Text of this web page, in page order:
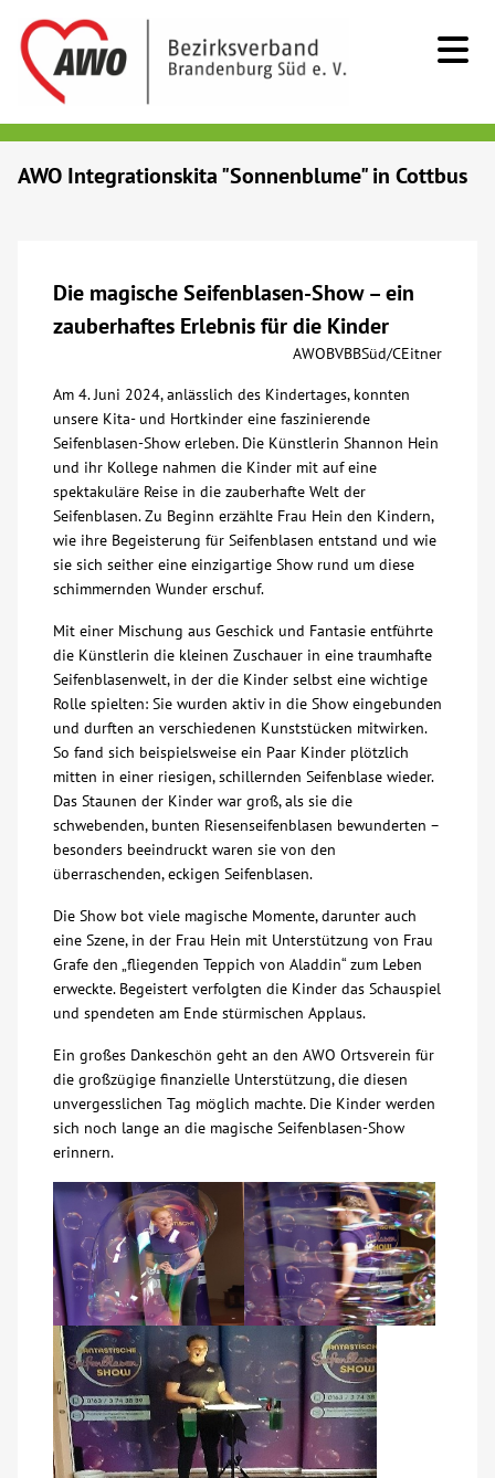
Menschen mit Behinderung
Begegnung
Bildung
Über uns
Veranstaltungen
Spenden
Mitmachen
Karriere
Ausbildung
Glossar
Suche
AWO BB Süd
AWO Integrationskita "Sonnenblume" in Cottbus
Die magische Seifenblasen-Show – ein
zauberhaftes Erlebnis für die Kinder
AWOBVBBSüd/CEitner
Am 4. Juni 2024, anlässlich des Kindertages, konnten
unsere Kita- und Hortkinder eine faszinierende
Seifenblasen-Show erleben. Die Künstlerin Shannon Hein
und ihr Kollege nahmen die Kinder mit auf eine
spektakuläre Reise in die zauberhafte Welt der
Seifenblasen. Zu Beginn erzählte Frau Hein den Kindern,
wie ihre Begeisterung für Seifenblasen entstand und wie
sie sich seither eine einzigartige Show rund um diese
schimmernden Wunder erschuf.
Mit einer Mischung aus Geschick und Fantasie entführte
die Künstlerin die kleinen Zuschauer in eine traumhafte
Seifenblasenwelt, in der die Kinder selbst eine wichtige
Rolle spielten: Sie wurden aktiv in die Show eingebunden
und durften an verschiedenen Kunststücken mitwirken.
So fand sich beispielsweise ein Paar Kinder plötzlich
mitten in einer riesigen, schillernden Seifenblase wieder.
Das Staunen der Kinder war groß, als sie die
schwebenden, bunten Riesenseifenblasen bewunderten –
besonders beeindruckt waren sie von den
überraschenden, eckigen Seifenblasen.
Die Show bot viele magische Momente, darunter auch
eine Szene, in der Frau Hein mit Unterstützung von Frau
Grafe den „fliegenden Teppich von Aladdin“ zum Leben
erweckte. Begeistert verfolgten die Kinder das Schauspiel
und spendeten am Ende stürmischen Applaus.
Ein großes Dankeschön geht an den AWO Ortsverein für
die großzügige finanzielle Unterstützung, die diesen
unvergesslichen Tag möglich machte. Die Kinder werden
sich noch lange an die magische Seifenblasen-Show
erinnern.